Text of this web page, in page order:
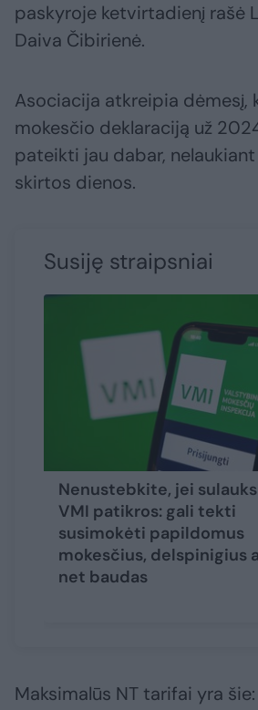
paskyroje ketvirtadienį rašė
Daiva Čibirienė.
Asociacija atkreipia dėmesį,
mokesčio deklaraciją už
pateikti jau dabar,
skirtos dienos.
Susiję straipsniai
Nenustebkite, jei
VMI patikros: gali tekti
susimokėti papildomus
mokesčius, delspinigius
net baudas
Maksimalūs NT tarifai yra šie: